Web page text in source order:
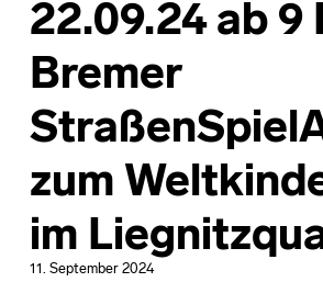
22.09.24 ab 9
Bremer
zum
im
11. September 2024